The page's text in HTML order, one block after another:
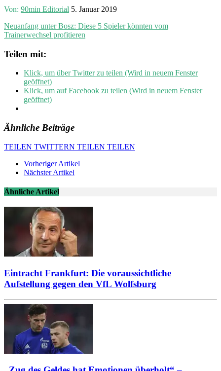
Von: 90min Editorial 5. Januar 2019
Neuanfang unter Bosz: Diese 5 Spieler könnten vom
Trainerwechsel profitieren
Teilen mit:
Klick, um über Twitter zu teilen (Wird in neuem Fenster
geöffnet)
Klick, um auf Facebook zu teilen (Wird in neuem Fenster
geöffnet)
Ähnliche Beiträge
TEILEN TWITTERN TEILEN TEILEN
Vorheriger Artikel
Nächster Artikel
Ähnliche Artikel
Eintracht Frankfurt: Die voraussichtliche
Aufstellung gegen den VfL Wolfsburg